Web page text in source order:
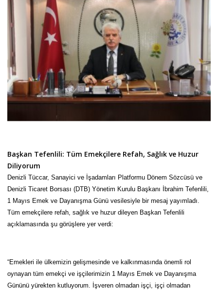
Başkan Tefenlili: Tüm Emekçilere Refah, Sağlık ve Huzur
Diliyorum
Denizli Tüccar, Sanayici ve İşadamları Platformu Dönem Sözcüsü ve
Denizli Ticaret Borsası (DTB) Yönetim Kurulu Başkanı İbrahim Tefenlili,
1 Mayıs Emek ve Dayanışma Günü vesilesiyle bir mesaj yayımladı.
Tüm emekçilere refah, sağlık ve huzur dileyen Başkan Tefenlili
açıklamasında şu görüşlere yer verdi:
“Emekleri ile ülkemizin gelişmesinde ve kalkınmasında önemli rol
oynayan tüm emekçi ve işçilerimizin 1 Mayıs Emek ve Dayanışma
Gününü yürekten kutluyorum. İşveren olmadan işçi, işçi olmadan